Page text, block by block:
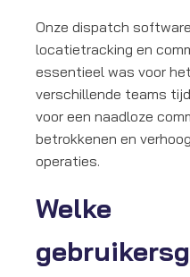
Onze dispatch
locatietracking en
essentieel was voor
verschillende teams
voor een naadloze
betrokkenen en
operaties.
Welke